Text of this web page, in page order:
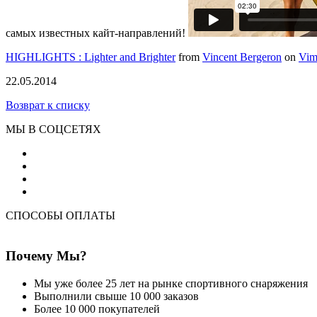
самых известных кайт-направлений!
HIGHLIGHTS : Lighter and Brighterfrom Vincent Bergeron on
22.05.2014
Возврат к списку
МЫ В СОЦСЕТЯХ
СПОСОБЫ ОПЛАТЫ
Почему Мы?
Мы уже более 25 лет на рынке спортивного снаряжения
Выполнили свыше 10 000 заказов
Более 10 000 покупателей